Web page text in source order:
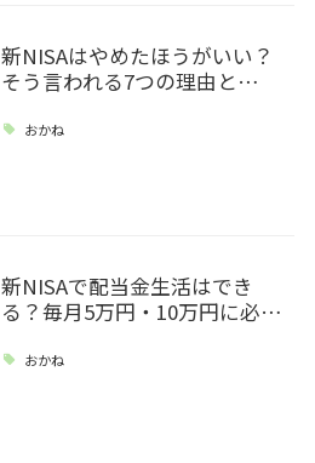
新NISAはやめたほうがいい？
そう言われる7つの理由と…
おかね
新NISAで配当金生活はでき
る？毎月5万円・10万円に必…
おかね